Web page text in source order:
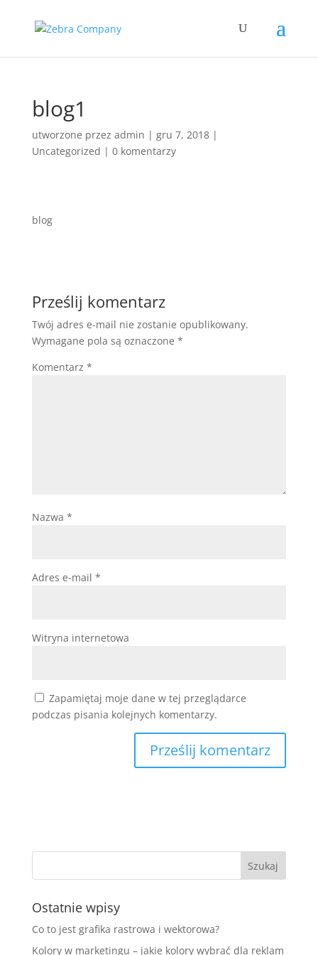
blog1
utworzone przez admin | gru 7, 2018|
Uncategorized | 0 komentarzy
blog
Prześlij komentarz
Twój adres e-mail nie zostanie opublikowany.
Wymagane pola są oznaczone *
Komentarz *
Nazwa *
Adres e-mail *
Witryna internetowa
Zapamiętaj moje dane w tej przeglądarce
podczas pisania kolejnych komentarzy.
Ostatnie wpisy
Co to jest grafika rastrowa i wektorowa?
Kolory w marketingu – jakie kolory wybrać dla reklam